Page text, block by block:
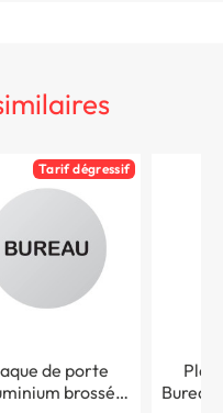
Tarif dégressif
de porte
brossé
Bureau